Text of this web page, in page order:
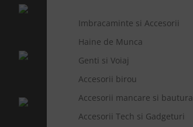
Imbracaminte si Accesorii
Haine de Munca
Genti si Voiaj
Accesorii birou
Accesorii mancare si bautura
Accesorii Tech si Gadgeturi